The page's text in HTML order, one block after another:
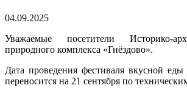
04.09.2025
Уважаемые посетители Историко-
природного комплекса «Гнёздово».
Дата проведения фестиваля вкусной
переносится на 21 сентября по